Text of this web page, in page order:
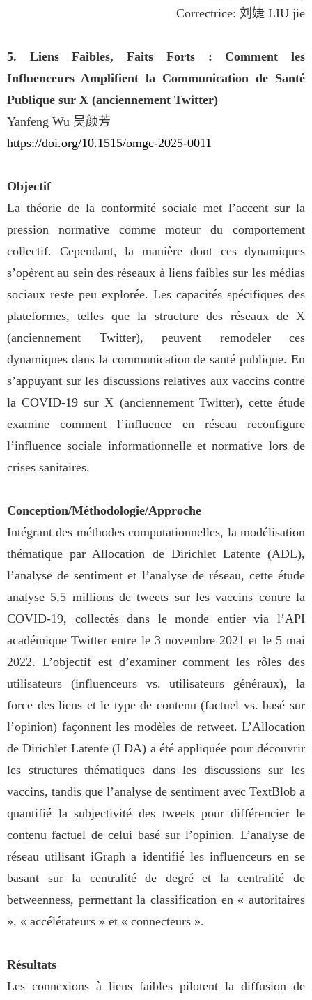
Correctrice: 刘婕 LIU jie
5. Liens Faibles, Faits Forts : Comment les
Influenceurs Amplifient la Communication de Santé
Publique sur X (anciennement Twitter)
Yanfeng Wu 吴颜芳
https://doi.org/10.1515/omgc-2025-0011
Objectif
La théorie de la conformité sociale met l’accent sur la
pression normative comme moteur du comportement
collectif. Cependant, la manière dont ces dynamiques
s’opèrent au sein des réseaux à liens faibles sur les médias
sociaux reste peu explorée. Les capacités spécifiques des
plateformes, telles que la structure des réseaux de X
(anciennement Twitter), peuvent remodeler ces
dynamiques dans la communication de santé publique. En
s’appuyant sur les discussions relatives aux vaccins contre
la COVID-19 sur X (anciennement Twitter), cette étude
examine comment l’influence en réseau reconfigure
l’influence sociale informationnelle et normative lors de
crises sanitaires.
Conception/Méthodologie/Approche
Intégrant des méthodes computationnelles, la modélisation
thématique par Allocation de Dirichlet Latente (ADL),
l’analyse de sentiment et l’analyse de réseau, cette étude
analyse 5,5 millions de tweets sur les vaccins contre la
COVID-19, collectés dans le monde entier via l’API
académique Twitter entre le 3 novembre 2021 et le 5 mai
2022. L’objectif est d’examiner comment les rôles des
utilisateurs (influenceurs vs. utilisateurs généraux), la
force des liens et le type de contenu (factuel vs. basé sur
l’opinion) façonnent les modèles de retweet. L’Allocation
de Dirichlet Latente (LDA) a été appliquée pour découvrir
les structures thématiques dans les discussions sur les
vaccins, tandis que l’analyse de sentiment avec TextBlob a
quantifié la subjectivité des tweets pour différencier le
contenu factuel de celui basé sur l’opinion. L’analyse de
réseau utilisant iGraph a identifié les influenceurs en se
basant sur la centralité de degré et la centralité de
betweenness, permettant la classification en « autoritaires
», « accélérateurs » et « connecteurs ».
Résultats
Les connexions à liens faibles pilotent la diffusion de